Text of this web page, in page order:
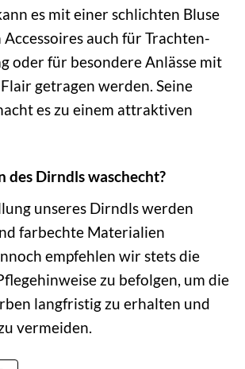
es mit einer schlichten Bluse
Accessoires auch für Trachten-
oder für besondere Anlässe mit
getragen werden. Seine
es zu einem attraktiven
des Dirndls waschecht?
unseres Dirndls werden
farbechte Materialien
empfehlen wir stets die
zu befolgen, um die
langfristig zu erhalten und
vermeiden.